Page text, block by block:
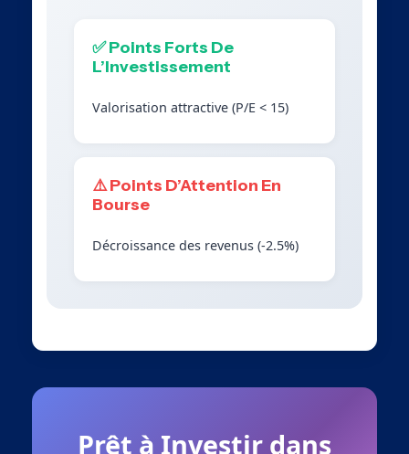
✅ Points Forts De
L’Investissement
Valorisation attractive (P/E < 15)
⚠️ Points D’Attention En
Bourse
Décroissance des revenus (-2.5%)
Prêt à Investir dans